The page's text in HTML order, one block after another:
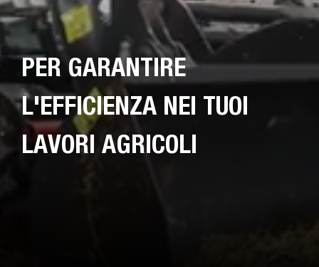
PER GARANTIRE
L'EFFICIENZA NEI TUOI
LAVORI AGRICOLI